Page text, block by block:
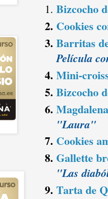
Bizcocho
Cookies
Barritas
Película
Mini-
Bizcocho
"Laura"
Cookies
Gallette
"Las
Tarta de